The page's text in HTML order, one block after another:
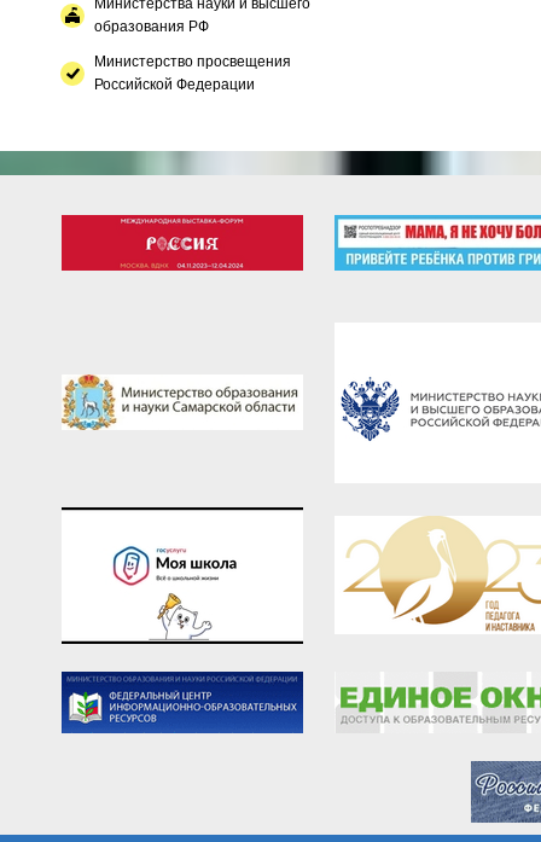
Министерства науки и высшего
образования РФ
Министерство просвещения
Российской Федерации